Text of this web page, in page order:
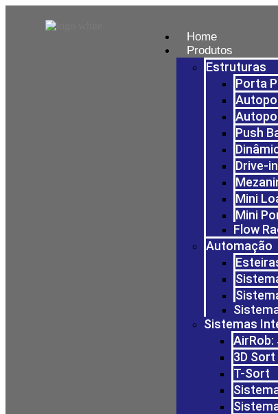
Home
Produtos
Estruturas
Porta
Push
Drive-
Mini
Mini
Flow
Automação
Sistemas
3D
T-Sort